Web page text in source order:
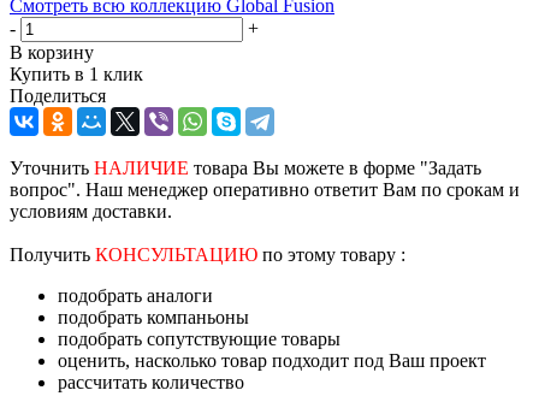
Смотреть всю коллекцию Global Fusion
-
+
В корзину
Купить в 1 клик
Поделиться
Уточнить НАЛИЧИЕ товара Вы можете в форме "Задать
вопрос". Наш менеджер оперативно ответит Вам по срокам и
условиям доставки.
Получить КОНСУЛЬТАЦИЮ по этому товару :
подобрать аналоги
подобрать компаньоны
подобрать сопутствующие товары
оценить, насколько товар подходит под Ваш проект
рассчитать количество